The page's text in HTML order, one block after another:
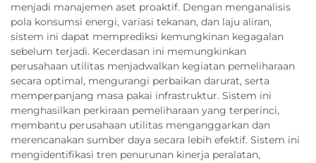
menjadi manajemen aset proaktif. Dengan menganalisis
pola konsumsi energi, variasi tekanan, dan laju aliran,
sistem ini dapat memprediksi kemungkinan kegagalan
sebelum terjadi. Kecerdasan ini memungkinkan
perusahaan utilitas menjadwalkan kegiatan pemeliharaan
secara optimal, mengurangi perbaikan darurat, serta
memperpanjang masa pakai infrastruktur. Sistem ini
menghasilkan perkiraan pemeliharaan yang terperinci,
membantu perusahaan utilitas menganggarkan dan
merencanakan sumber daya secara lebih efektif. Sistem ini
mengidentifikasi tren penurunan kinerja peralatan,